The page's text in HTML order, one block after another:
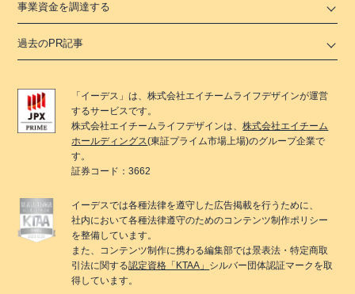
事業資金を調達する
過去のPR記事
「 イーデス 」は、株式会社エイチームライフデザインが運営
するサービスです。
株式会社エイチームライフデザインは、株式会社エイチーム
ホールディングス(東証プライム市場上場)のグループ企業で
す。
証券コード：3662
イーデスでは各種法律を遵守した広告掲載を行うために、
社内において各種法律遵守のためのコンテンツ制作ポリシー
を整備しています。
また、コンテンツ制作に携わる編集部では景表法・特定商取
引法に関する認定資格「KTAA」 シルバー団体認証マークを取
得しています。